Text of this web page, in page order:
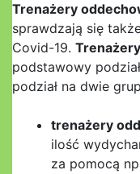
Trenażery
sprawdzają się
Covid-19.
podstawowy
podział na dwie
trenażery
ilość
za pomocą